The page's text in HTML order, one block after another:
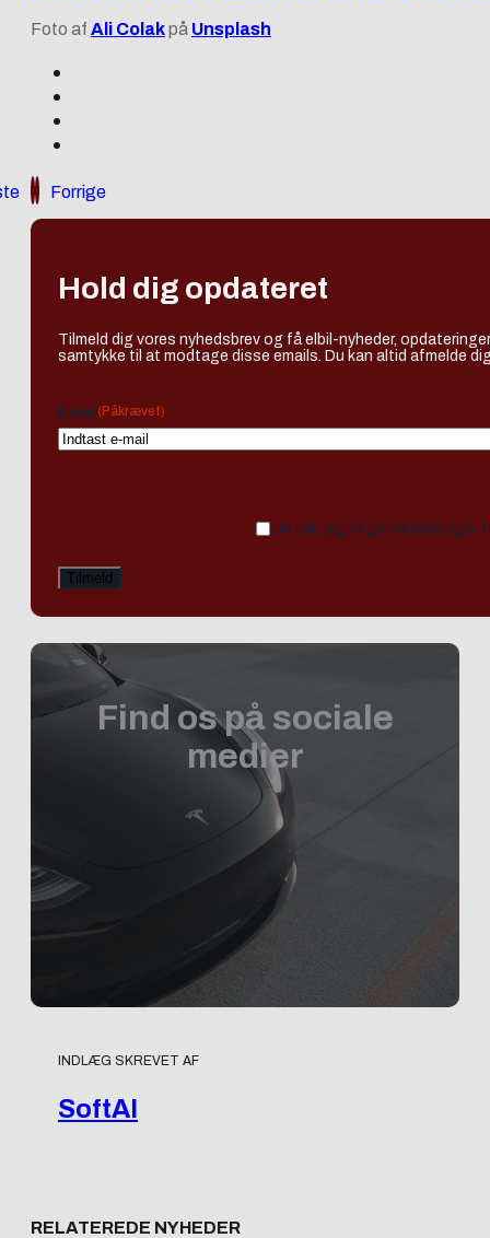
Foto af Ali Colakpå Unsplash
Forrige
Hold dig opdateret
Tilmeld dig vores nyhedsbrev og få elbil-nyheder,
samtykke til at modtage disse emails. Du kan altid afmelde
Email (Påkrævet)
Ja tak, jeg vil gerne modtage
Find os på sociale
medier
INDLÆG SKREVET AF
SoftAI
RELATEREDE NYHEDER